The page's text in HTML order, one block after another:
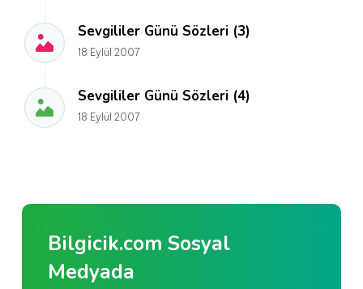
Sevgililer Günü Sözleri (3)
18 Eylül 2007
Sevgililer Günü Sözleri (4)
18 Eylül 2007
Bilgicik.com Sosyal
Medyada